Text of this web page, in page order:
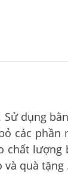
Sử dụng
các phần
chất lượng
quà tặng